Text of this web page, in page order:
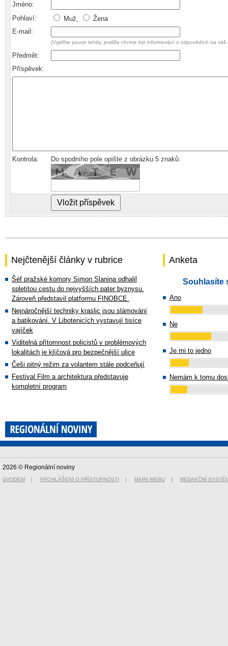
Jméno:
Pohlaví:
Muž,
Žena
E-mail:
(Vyplňte pouze tehdy, jestliže chcete být informování o odpovědích na váš
Předmět:
Příspěvek:
Kontrola: Do spodního pole opište z obrázku 5 znaků:
Nejčtenější články v rubrice
Šéf pražské komory Simon Slanina odhalil
spletitou cestu do nejvyšších pater byznysu.
Zároveň představil platformu FINOBCE.
Nejnáročnější techniky kraslic jsou slámování
a batikování. V Libotenicích vystavují tisíce
vajíček
Viditelná přítomnost policistů v problémových
lokalitách je klíčová pro bezpečnější ulice
Češi pitný režim za volantem stále podceňují
Festival Film a architektura představuje
kompletní program
Anketa
Souhlasíte
Ano
Ne
Je mi to jedno
Nemám k tomu
2026 © Regionální noviny
ÚVODEM | PROHLÁŠENÍ O PŘÍSTUPNOSTI | MAPA WEBU | REDAKČNÍ